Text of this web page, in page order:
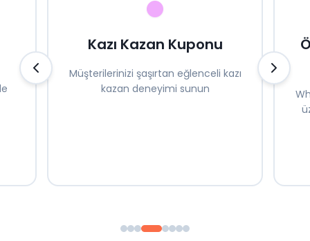
Kazı Kazan Kuponu
Müşterilerinizi şaşırtan eğlenceli kazı
kazan deneyimi sunun